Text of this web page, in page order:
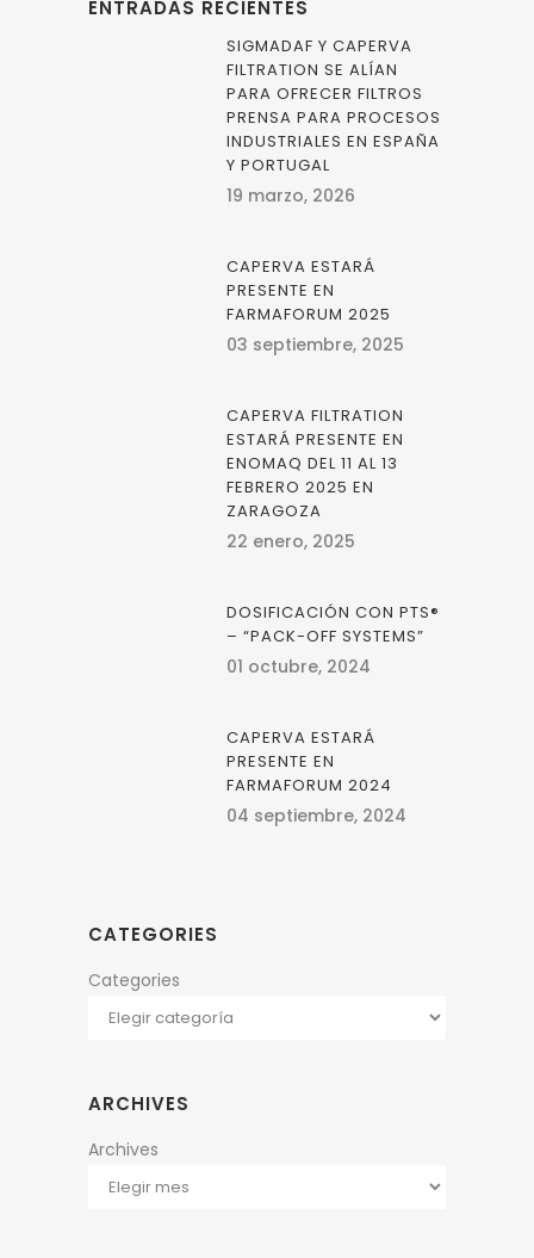
ENTRADAS RECIENTES
SIGMADAF Y CAPERVA
FILTRATION SE ALÍAN
PARA OFRECER FILTROS
PRENSA PARA PROCESOS
INDUSTRIALES EN ESPAÑA
Y PORTUGAL
19 marzo, 2026
CAPERVA ESTARÁ
PRESENTE EN
FARMAFORUM 2025
03 septiembre, 2025
CAPERVA FILTRATION
ESTARÁ PRESENTE EN
ENOMAQ DEL 11 AL 13
FEBRERO 2025 EN
ZARAGOZA
22 enero, 2025
DOSIFICACIÓN CON PTS®
– “PACK-OFF SYSTEMS”
01 octubre, 2024
CAPERVA ESTARÁ
PRESENTE EN
FARMAFORUM 2024
04 septiembre, 2024
CATEGORIES
Categories
ARCHIVES
Archives